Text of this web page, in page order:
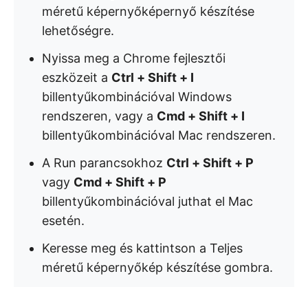
méretű képernyőképernyő készítése
lehetőségre.
Nyissa meg a Chrome fejlesztői
eszközeit a Ctrl + Shift + I
billentyűkombinációval Windows
rendszeren, vagy a Cmd + Shift + I
billentyűkombinációval Mac rendszeren.
A Run parancsokhoz Ctrl + Shift + P
vagy Cmd + Shift + P
billentyűkombinációval juthat el Mac
esetén.
Keresse meg és kattintson a Teljes
méretű képernyőkép készítése gombra.